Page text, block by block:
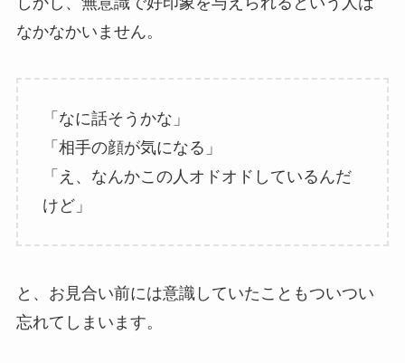
なかなかいません。
「なに話そうかな」
「相手の顔が気になる」
「え、なんかこの人オドオドしているんだ
けど」
と、お見合い前には意識していたこともついつい
忘れてしまいます。